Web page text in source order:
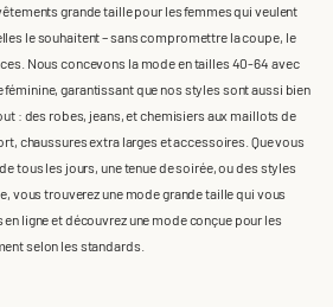
grande taille pour les femmes qui veulent
le souhaitent – sans compromettre la coupe, le
Nous concevons la mode en tailles 40-64 avec
garantissant que nos styles sont aussi bien
: des robes, jeans, et chemisiers aux maillots de
chaussures extra larges et accessoires. Que vous
tous les jours, une tenue de soirée, ou des styles
vous trouverez une mode grande taille qui vous
ligne et découvrez une mode conçue pour les
selon les standards.